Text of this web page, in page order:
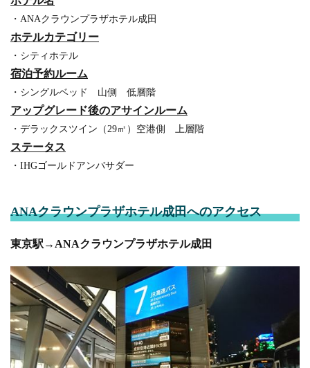
・ANAクラウンプラザホテル成田
ホテルカテゴリー
・シティホテル
宿泊予約ルーム
・シングルベッド 山側 低層階
アップグレード後のアサインルーム
・デラックスツイン（29㎡）空港側 上層階
ステータス
・IHGゴールドアンバサダー
ANAクラウンプラザホテル成田へのアクセス
東京駅→ANAクラウンプラザホテル成田